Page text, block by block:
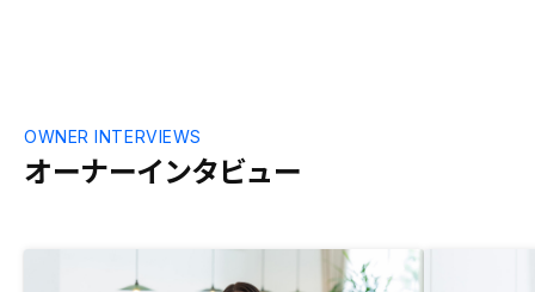
オーナーインタビュー
OWNER INTERVIEWS